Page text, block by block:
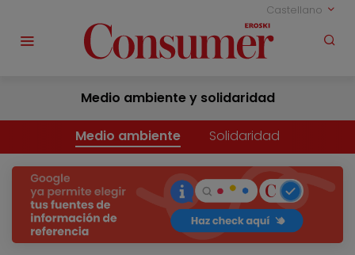
Castellano
Medio ambiente y solidaridad
Medio ambiente Solidaridad